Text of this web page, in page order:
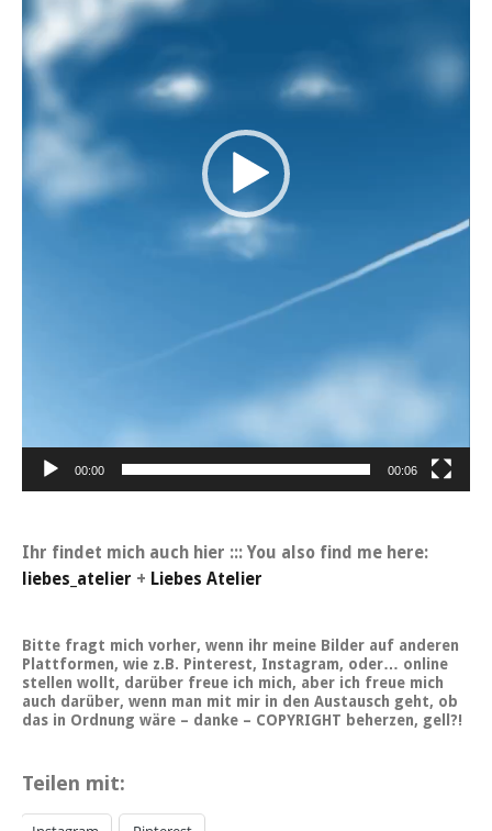
00:00 00:06
Ihr findet mich auch hier ::: You also find me here:
liebes_atelier + Liebes Atelier
Bitte fragt mich vorher, wenn ihr meine Bilder auf anderen
Plattformen, wie z.B. Pinterest, Instagram, oder… online
stellen wollt, darüber freue ich mich, aber ich freue mich
auch darüber, wenn man mit mir in den Austausch geht, ob
das in Ordnung wäre – danke – COPYRIGHT beherzen, gell?!
Teilen mit: